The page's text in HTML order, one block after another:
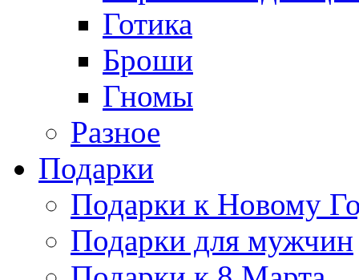
Готика
Броши
Гномы
Разное
Подарки
Подарки к Новому
Подарки для мужчин